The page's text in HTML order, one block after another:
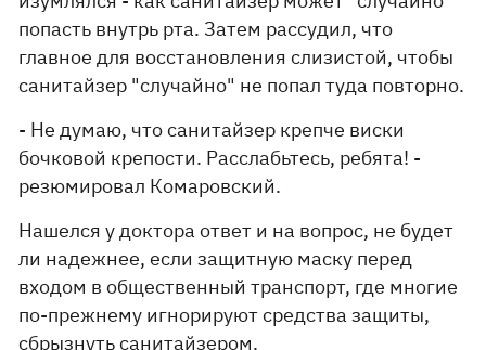
попасть внутрь рта. Затем рассудил, что
главное для восстановления слизистой, чтобы
санитайзер "случайно" не попал туда повторно.
- Не думаю, что санитайзер крепче виски
бочковой крепости. Расслабьтесь, ребята! -
резюмировал Комаровский.
Нашелся у доктора ответ и на вопрос, не будет
ли надежнее, если защитную маску перед
входом в общественный транспорт, где многие
по-прежнему игнорируют средства защиты,
сбрызнуть санитайзером.